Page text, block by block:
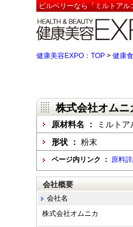
ビルベリーなら「ミルトア
健康美容EXPO：TOP > 健康
株式会社オムニ
原材料名 ：
ミルトア
形状 ： 粉末
ページ内リンク ： 原料
会社概要
会社名
株式会社オムニカ